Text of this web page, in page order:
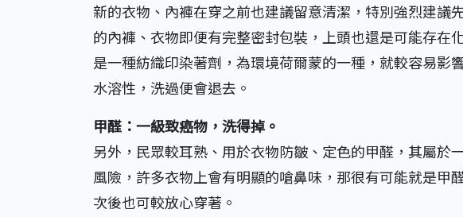
新的衣物、內褲在穿之前也建議留意清潔，特別強烈建議
的內褲、衣物即便有完整密封包裝，上頭也還是可能存在
是一種紡織印染著劑，為環境荷爾蒙的一種，就較容易影
水溶性，洗過便會退去。
甲醛：一級致癌物，洗得掉。
另外，民眾較耳熟、用於衣物防皺、定色的甲醛，其屬於
風險，許多衣物上會有明顯的嗆鼻味，那很有可能就是甲
次後也可較放心穿著。